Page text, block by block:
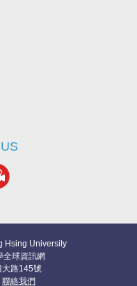
Hsing University
全球資訊網
路145號
聯絡我們